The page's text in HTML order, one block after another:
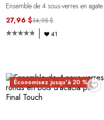
Ensemble de 4 sous-verres en agate
27,96 $34,95 $
41
♥
Économisez jusqu'à 20 %